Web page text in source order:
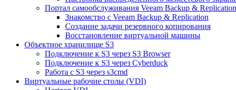
Портал самообслуживания Veeam Backup &
Знакомство с Veeam Backup & Replication
Создание задачи резервного копирования
Восстановление виртуальной машины
Объектное хранилище S3
Подключение к S3 через S3 Browser
Подключение к S3 через Cyberduck
Работа с S3 через s3cmd
Виртуальные рабочие столы (VDI)